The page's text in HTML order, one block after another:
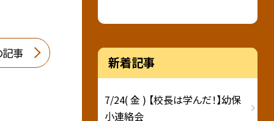
事
新着記事
7/24( 金 ) 【校長は学んだ！】幼保
小連絡会